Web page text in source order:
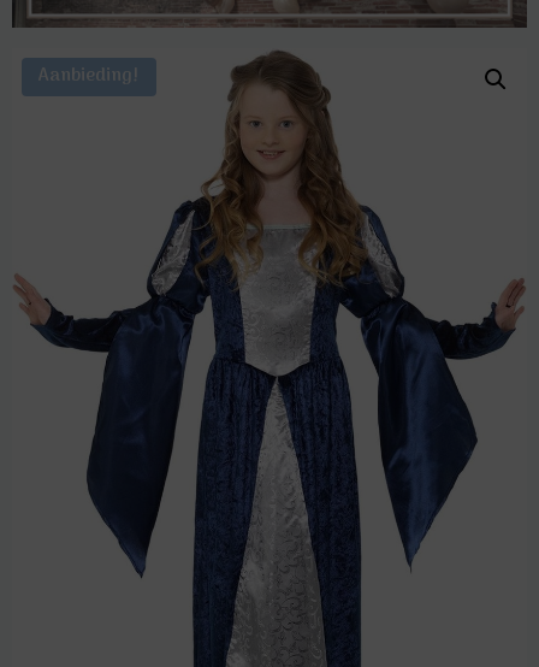
Aanbieding!